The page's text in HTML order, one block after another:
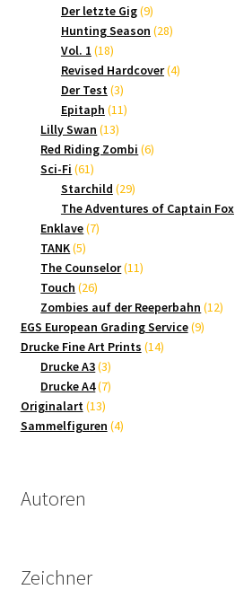
Der letzte Gig 99
Produkte
Hunting Season 2828
Vol. 1 1818
Produkte
Revised Hardcover 44
Der Test 33
Produkte
Epitaph 1111
Lilly Swan 1313
Produkte
Red Riding Zombi 66
Sci-Fi 6161
Produkte
Starchild 2929
Produkte
The Adventures of Captain Fox
Enklave 77
TANK 55
Produkte
The Counselor 1111
Touch 2626
Produkte
Zombies auf der Reeperbahn 1212
EGS European Grading Service 99
Drucke Fine Art Prints 1414
Drucke A3 33
Produkte
Drucke A4 77
Originalart 1313
Produkte
Sammelfiguren 44
Autoren
Zeichner